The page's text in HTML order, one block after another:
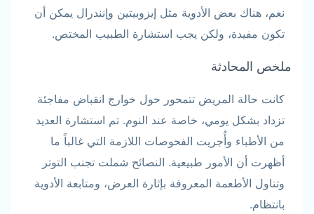
نعم، هناك بعض الأدوية مثل إيزوبيتين وإنندرال يمكن أن
تكون مفيدة، ولكن يجب استشارة الطبيب المختص.
ملخص المحادثة
كانت حالة المريض تتمحور حول خوارج انقباض مفاجئة
تزداد بشكل يومي، خاصة عند النوم. تم استشارة العديد
من الأطباء وأُجريت الفحوصات اللازمة التي غالباً ما
أظهرت أن الأمور طبيعية. النصائح شملت تجنب التوتر
وتناول الأطعمة المعروفة بإثارة العرض، ومتابعة الأدوية
بانتظام.